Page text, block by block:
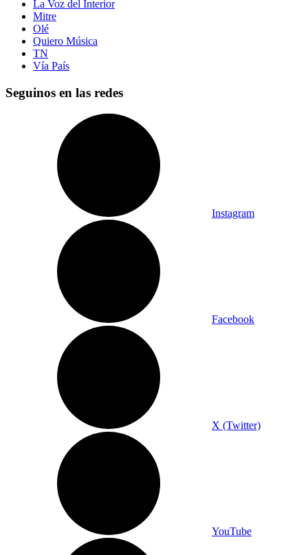
La Voz del Interior
Mitre
Olé
Quiero Música
TN
Vía País
Seguinos en las redes
Instagram
Facebook
X (Twitter)
YouTube